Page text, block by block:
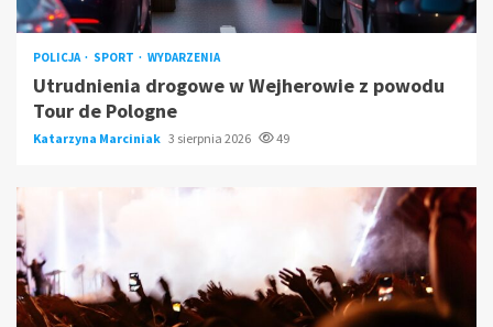
POLICJA SPORT WYDARZENIA
Utrudnienia drogowe w Wejherowie z powodu
Tour de Pologne
Katarzyna Marciniak 3 sierpnia 2026 49